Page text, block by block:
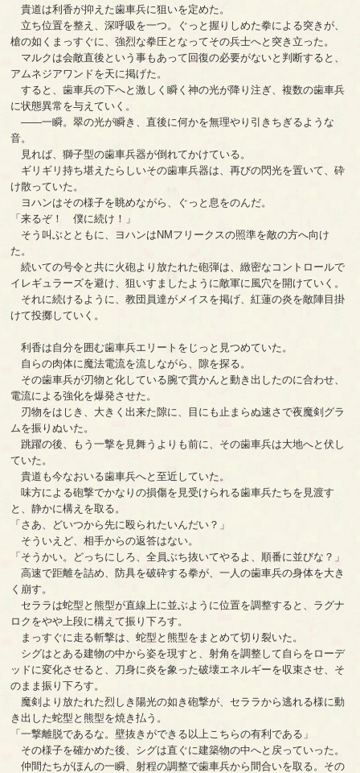
貴道は利香が抑えた歯車兵に狙いを定めた。
立ち位置を整え、深呼吸を一つ。ぐっと握りしめた拳による突きが、
槍の如くまっすぐに、強烈な拳圧となってその兵士へと突き立った。
マルクは会敵直後という事もあって回復の必要がないと判断すると、
アムネジアワンドを天に掲げた。
すると、歯車兵の下へと激しく瞬く神の光が降り注ぎ、複数の歯車兵
に状態異常を与えていく。
――一瞬。翠の光が瞬き、直後に何かを無理やり引きちぎるような
音。
見れば、獅子型の歯車兵器が倒れてかけている。
ギリギリ持ち堪えたらしいその歯車兵器は、再びの閃光を置いて、砕
け散っていた。
ヨハンはその様子を眺めながら、ぐっと息をのんだ。
「来るぞ！ 僕に続け！」
そう叫ぶとともに、ヨハンはNMフリークスの照準を敵の方へ向け
た。
続いての号令と共に火砲より放たれた砲弾は、緻密なコントロールで
イレギュラーズを避け、狙いすましたように敵軍に風穴を開けていく。
それに続けるように、教団員達がメイスを掲げ、紅蓮の炎を敵陣目掛
けて投擲していく。
利香は自分を囲む歯車兵エリートをじっと見つめていた。
自らの肉体に魔法電流を流しながら、隙を探る。
その歯車兵が刃物と化している腕で貫かんと動き出したのに合わせ、
電流による強化を爆発させた。
刃物をはじき、大きく出来た隙に、目にも止まらぬ速さで夜魔剣グラ
ムを振りぬいた。
跳躍の後、もう一撃を見舞うよりも前に、その歯車兵は大地へと伏し
ていた。
貴道も今なおいる歯車兵へと至近していた。
味方による砲撃でかなりの損傷を見受けられる歯車兵たちを見渡す
と、静かに構えを取る。
「さあ、どいつから先に殴られたいんだい？」
そういえど、相手からの返答はない。
「そうかい。どっちにしろ、全員ぶち抜いてやるよ、順番に並びな？」
高速で距離を詰め、防具を破砕する拳が、一人の歯車兵の身体を大き
く崩す。
セララは蛇型と熊型が直線上に並ぶように位置を調整すると、ラグナ
ロクをやや上段に構えて振り下ろす。
まっすぐに走る斬撃は、蛇型と熊型をまとめて切り裂いた。
シグはとある建物の中から姿を現すと、射角を調整して自らをローデ
ッドに変化させると、刀身に炎を象った破壊エネルギーを収束させ、そ
のまま振り下ろす。
魔剣より放たれた烈しき陽光の如き砲撃が、セララから逃れる様に動
き出した蛇型と熊型を焼き払う。
「一撃離脱であるな。壁抜きができる以上こちらの有利である」
その様子を確かめた後、シグは直ぐに建築物の中へと戻っていった。
仲間たちがほんの一瞬、射程の調整で歯車兵から間合いを取る。その